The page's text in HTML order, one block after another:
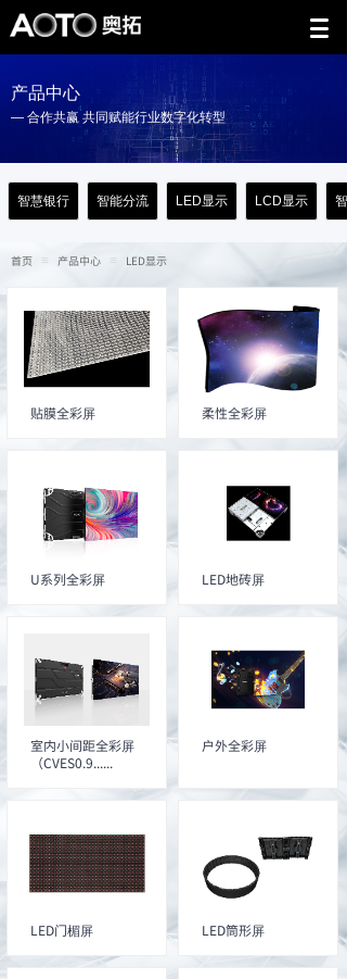
产品中心
— 合作共赢 共同赋能行业数字化转型
智慧银行 智能分流 LED显示 LCD显示
首页 ≡ 产品中心 ≡ LED显示
贴膜全彩屏 柔性全彩屏
U系列全彩屏 LED地砖屏
室内小间距全彩屏
（CVES0.9......
户外全彩屏
LED门楣屏 LED筒形屏